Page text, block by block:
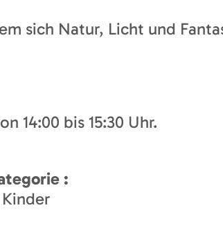
sich Natur, Licht und
14:00 bis 15:30 Uhr.
:
Kinder